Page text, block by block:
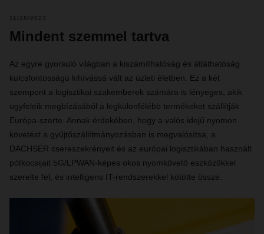
11/16/2023
Mindent szemmel tartva
Az egyre gyorsuló világban a kiszámíthatóság és átláthatóság
kulcsfontosságú kihívássá vált az üzleti életben. Ez a két
szempont a logisztikai szakemberek számára is lényeges, akik
ügyfeleik megbízásából a legkülönfélébb termékeket szállítják
Európa-szerte. Annak érdekében, hogy a valós idejű nyomon
követést a gyűjtőszállítmányozásban is megvalósítsa, a
DACHSER csereszekrényeit és az európai logisztikában használt
pótkocsijait 5G/LPWAN-képes okos nyomkövető eszközökkel
szerelte fel, és intelligens IT-rendszerekkel kötötte össze.